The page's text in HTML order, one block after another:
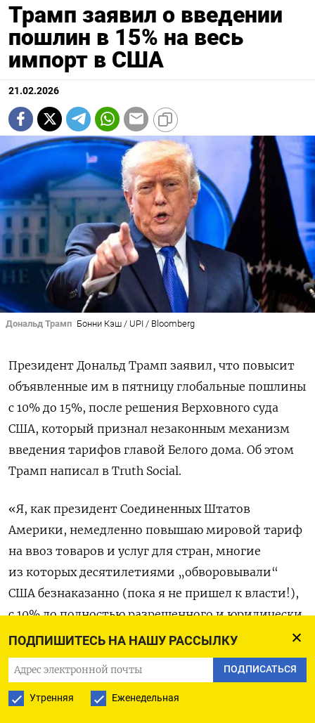
ПОДПИШИТЕСЬ НА НАШУ РАССЫЛКУ
ПОДПИСАТЬСЯ
Утренняя Еженедельная
Трамп заявил о введении
пошлин в 15% на весь
импорт в США
21.02.2026
Дональд Трамп Бонни Кэш / UPI / Bloomberg
Президент Дональд Трамп заявил, что повысит
объявленные им в пятницу глобальные пошлины
с 10% до 15%, после решения Верховного суда
США, который признал незаконным механизм
введения тарифов главой Белого дома. Об этом
Трамп написал в Truth Social.
«Я, как президент Соединенных Штатов
Америки, немедленно повышаю мировой тариф
на ввоз товаров и услуг для стран, многие
из которых десятилетиями „обворовывали“
США безнаказанно (пока я не пришел к власти!),
с 10% до полностью разрешенного и юридически
обоснованного уровня в 15%», — заявил
президент. Трамп также написал, что Верховный
суд принял «абсурдное, плохо составленное
и крайне антиамериканское решение»